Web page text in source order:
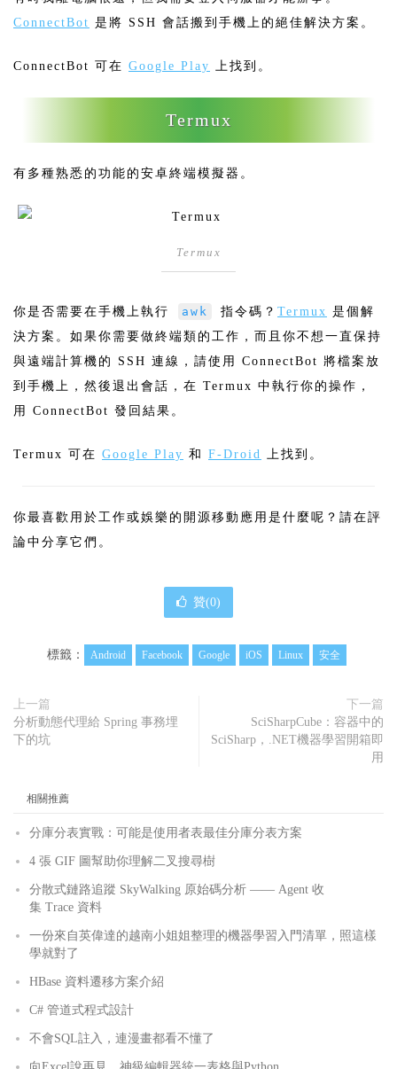
ConnectBot 是將 SSH 會話搬到手機上的絕佳解決方案。
ConnectBot 可在 Google Play 上找到。
Termux
有多種熟悉的功能的安卓終端模擬器。
Termux
你是否需要在手機上執行 awk 指令碼？ Termux 是個解
決方案。如果你需要做終端類的工作，而且你不想一直保持
與遠端計算機的 SSH 連線，請使用 ConnectBot 將檔案放
到手機上，然後退出會話，在 Termux 中執行你的操作，
用 ConnectBot 發回結果。
Termux 可在 Google Play 和 F-Droid 上找到。
你最喜歡用於工作或娛樂的開源移動應用是什麼呢？請在評
論中分享它們。
贊(0)
標籤： Android Facebook Google iOS Linux 安全
上一篇
分析動態代理給 Spring 事務埋
下的坑
下一篇
SciSharpCube：容器中的
SciSharp，.NET機器學習開箱即
用
相關推薦
分庫分表實戰：可能是使用者表最佳分庫分表方案
4 張 GIF 圖幫助你理解二叉搜尋樹
分散式鏈路追蹤 SkyWalking 原始碼分析 —— Agent 收
集 Trace 資料
一份來自英偉達的越南小姐姐整理的機器學習入門清單，照這樣
學就對了
HBase 資料遷移方案介紹
C# 管道式程式設計
不會SQL註入，連漫畫都看不懂了